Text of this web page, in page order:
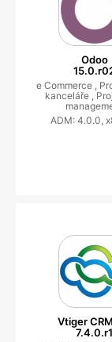
Odoo
e Commerce ,
kanceláře ,
ADM: 4.0.0,
Vtiger
7.4.0.r1